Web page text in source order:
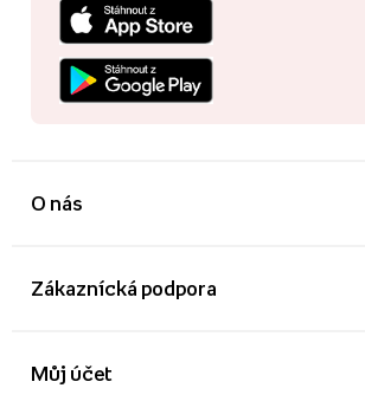
O nás
Zákaznícká podpora
Můj účet